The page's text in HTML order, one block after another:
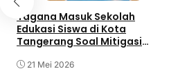
Tagana Masuk Sekolah
Edukasi Siswa di Kota
Tangerang Soal Mitigasi
21 Mei 2026